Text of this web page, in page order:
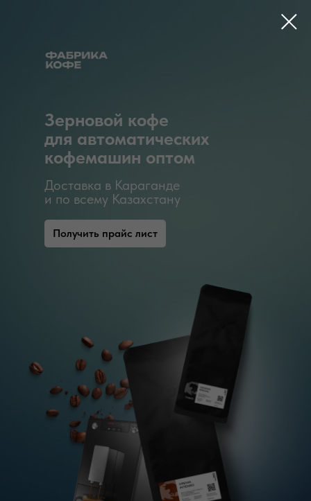
Зерновой кофе
для автоматических
кофемашин оптом
Доставка в Караганде
и по всему Казахстану
Получить прайс лист